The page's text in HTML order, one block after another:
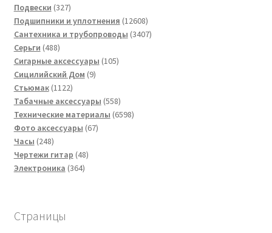
товаров
Подвески 327327
товаров
Подшипники и уплотнения 1260812608
товаров
Сантехника и трубопроводы 34073407
Серьги 488488
товаров
Сигарные аксессуары 105105
Сицилийский Дом 99
Стьюмак 11221122
товара
Табачные аксессуары 558558
товаров
Технические материалы 65986598
Фото аксессуары 6767
Часы 248248
товаров
Чертежи гитар 4848
Электроника 364364
Страницы